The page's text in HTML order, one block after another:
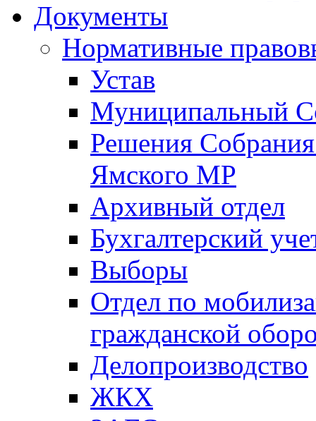
Документы
Нормативные
Устав
Муниципальный
Решения
Ямского МР
Архивный отдел
Бухгалтерский
Выборы
Отдел по
гражданской
Делопроизводство
ЖКХ